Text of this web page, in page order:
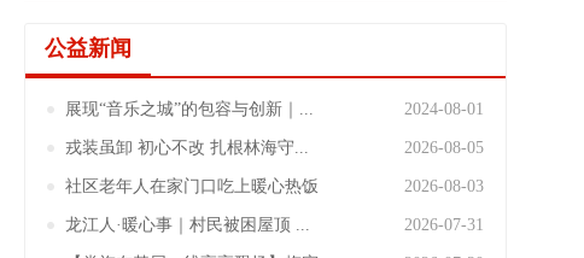
公益新闻
2024-08-01
展现“音乐之城”的包容与创新｜...
2026-08-05
戎装虽卸 初心不改 扎根林海守...
2026-08-03
社区老年人在家门口吃上暖心热饭
2026-07-31
龙江人·暖心事｜村民被困屋顶 ...